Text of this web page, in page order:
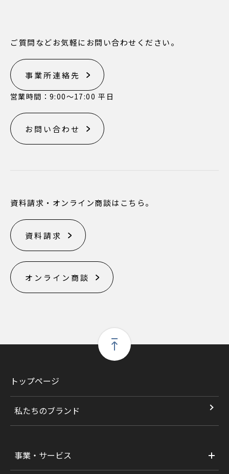
ご質問などお気軽にお問い合わせください。
事業所連絡先
営業時間：9:00〜17:00 平日
お問い合わせ
資料請求・オンライン商談はこちら。
資料請求
オンライン商談
トップページ
私たちのブランド
事業・サービス